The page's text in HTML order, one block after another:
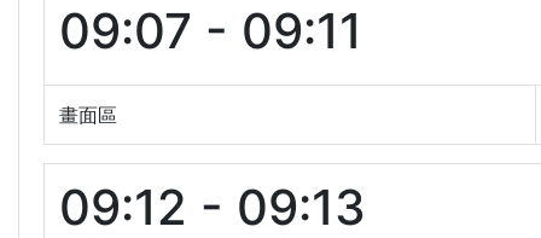
09:07 - 09:11
畫面區
09:12 - 09:13